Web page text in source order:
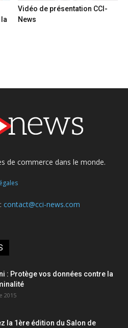
la
Vidéo de présentation CCI-
News
de commerce dans le monde.
contact@cci-news.com
: Protège vos données contre la
2015
la 1ère édition du Salon de